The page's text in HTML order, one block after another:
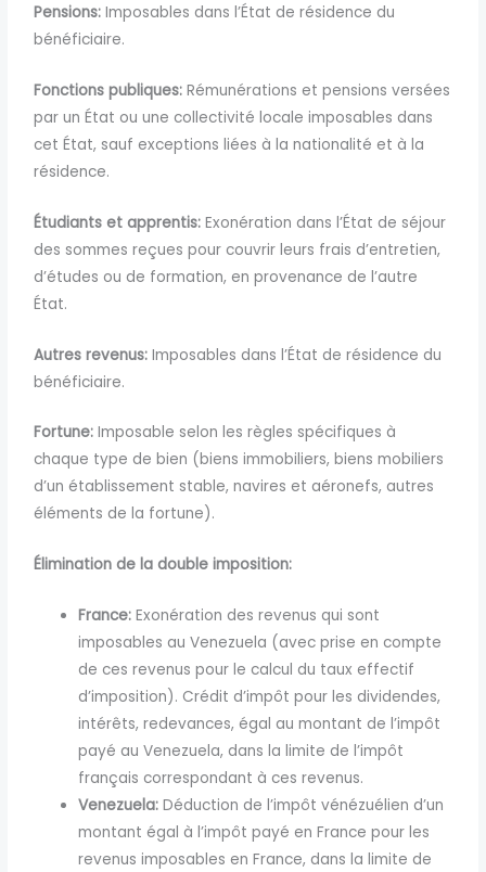
Pensions: Imposables dans l’État de résidence du
bénéficiaire.
Fonctions publiques: Rémunérations et pensions versées
par un État ou une collectivité locale imposables dans
cet État, sauf exceptions liées à la nationalité et à la
résidence.
Étudiants et apprentis: Exonération dans l’État de séjour
des sommes reçues pour couvrir leurs frais d’entretien,
d’études ou de formation, en provenance de l’autre
État.
Autres revenus: Imposables dans l’État de résidence du
bénéficiaire.
Fortune: Imposable selon les règles spécifiques à
chaque type de bien (biens immobiliers, biens mobiliers
d’un établissement stable, navires et aéronefs, autres
éléments de la fortune).
Élimination de la double imposition:
France: Exonération des revenus qui sont
imposables au Venezuela (avec prise en compte
de ces revenus pour le calcul du taux effectif
d’imposition). Crédit d’impôt pour les dividendes,
intérêts, redevances, égal au montant de l’impôt
payé au Venezuela, dans la limite de l’impôt
français correspondant à ces revenus.
Venezuela: Déduction de l’impôt vénézuélien d’un
montant égal à l’impôt payé en France pour les
revenus imposables en France, dans la limite de